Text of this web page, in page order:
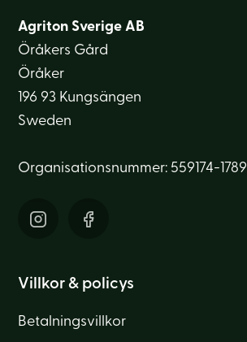
Agriton Sverige AB
Öråkers Gård
Öråker
196 93 Kungsängen
Sweden
Organisationsnummer: 559174-1789
Villkor & policys
Betalningsvillkor